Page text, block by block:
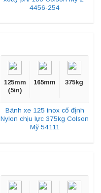
4456-254
125mm
(5in)
165mm 375kg
Bánh xe 125 inox cố định
Nylon chịu lực 375kg Colson
Mỹ 54111